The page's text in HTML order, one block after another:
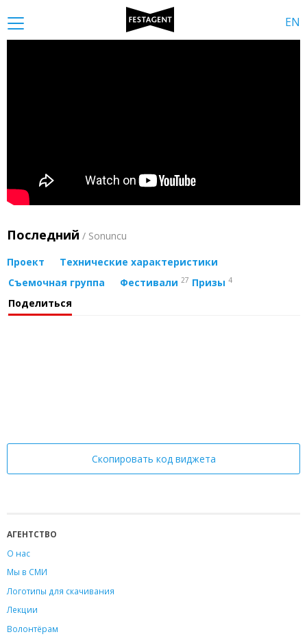
EN
Последний / Sonuncu
Проект
Технические характеристики
Съемочная группа
Фестивали 27 Призы 4
Поделиться
Скопировать код виджета
АГЕНТСТВО
О нас
Мы в СМИ
Логотипы для скачивания
Лекции
Волонтёрам